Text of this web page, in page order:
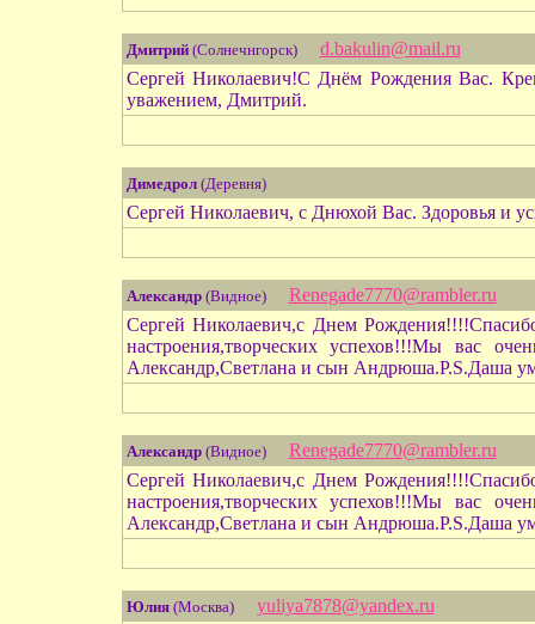
Дмитрий(Солнечнгорск)
d.bakulin@mail.ru
Сергей Николаевич!С Днём Рождения Вас.
уважением, Дмитрий.
Димедрол(Деревня)
Сергей Николаевич, с Днюхой Вас. Здоровья и
Александр(Видное)
Renegade7770@rambler.ru
Сергей Николаевич,с Днем
настроения,творческих успехов!!!Мы вас
Александр,Светлана и сын Андрюша.P.S.Даша
Александр(Видное)
Renegade7770@rambler.ru
Сергей Николаевич,с Днем
настроения,творческих успехов!!!Мы вас
Александр,Светлана и сын Андрюша.P.S.Даша
Юлия(Москва)
yuliya7878@yandex.ru